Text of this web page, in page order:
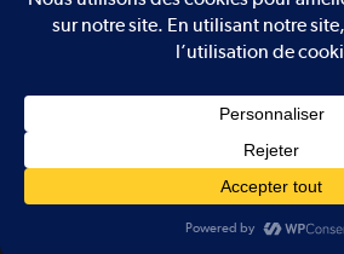
Contact
Copyright - WordPress Theme by